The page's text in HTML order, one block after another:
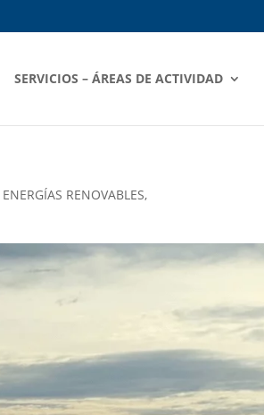
SERVICIOS – ÁREAS DE ACTIVIDAD
ENERGÍAS RENOVABLES,